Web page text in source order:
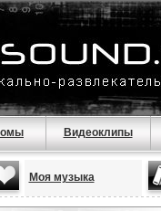
Видеоклипы
Моя музыка